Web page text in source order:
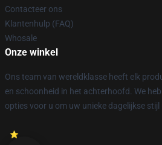
Contacteer ons
Klantenhulp (FAQ)
Whosale
Onze winkel
Ons team van wereldklasse heeft elk
en schoonheid in het achterhoofd. We
opties voor u om uw unieke dagelijkse stijl